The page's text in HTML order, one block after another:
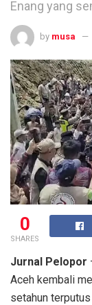
Enang yang
by musa
0
SHARES
Jurnal Pelopor
Aceh kembali
setahun